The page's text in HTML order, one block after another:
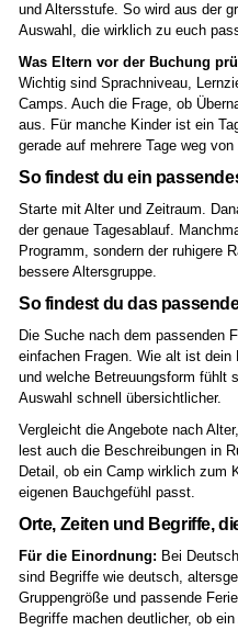
und Altersstufe. So wird aus der
Auswahl, die wirklich zu euch
Was Eltern vor der Buchung
Wichtig sind Sprachniveau,
Camps. Auch die Frage, ob
aus. Für manche Kinder ist ein
gerade auf mehrere Tage weg
So findest du ein
Starte mit Alter und Zeitraum.
der genaue Tagesablauf.
Programm, sondern der ruhigere
bessere Altersgruppe.
So findest du das
Die Suche nach dem passenden
einfachen Fragen. Wie alt ist
und welche Betreuungsform fühlt
Auswahl schnell übersichtlicher.
Vergleicht die Angebote nach
lest auch die Beschreibungen in
Detail, ob ein Camp wirklich zum
eigenen Bauchgefühl passt.
Orte, Zeiten und Begriffe,
Für die Einordnung: Bei
sind Begriffe wie deutsch,
Gruppengröße und passende
Begriffe machen deutlicher, ob